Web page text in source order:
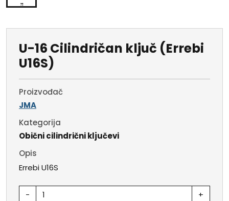
U-16 Cilindričan ključ (Errebi
U16S)
Proizvođač
JMA
Kategorija
Obični cilindrični ključevi
Opis
Errebi U16S
- +